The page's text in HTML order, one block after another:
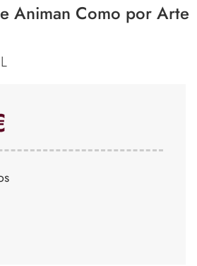
Animan Como por Arte